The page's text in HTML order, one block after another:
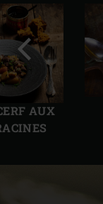
AUX
Diapo
précédente